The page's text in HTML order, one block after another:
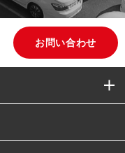
お問い合わせ